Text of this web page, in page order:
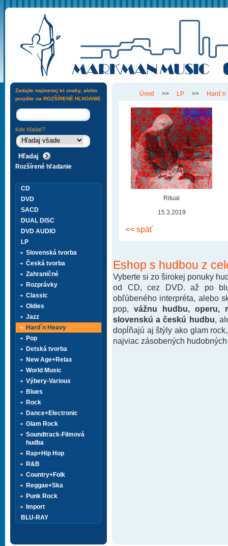
Úvod >> LP >>
Ritual
15.3.2019
<< späť
Eshop s hudbou z
Vyberte si zo širokej ponuky
od CD, cez DVD. až po
obľúbeného interpréta, alebo
pop, vážnu hudbu, operu,
slovenskú a českú hudbu ,
dopĺňajú aj štýly ako glam
najviac zásobených
Zadajte najmenej tri znaky, alebo
prejdite na ROZŠÍRENÉ HĽADANIE
Kde hľadať?
Rozšírené hľadanie
CD
DVD
SACD
DUAL DISC
DVD AUDIO
LP
Slovenská tvorba
Česká tvorba
Zahraničné
Rozprávky
Classic
Oldies
Jazz
Hard´n Heavy
Pop
Detská tvorba
New Age+Relax
World Music
Výbery-Various
Blues
Rock
Dance+Electronic
Glam Rock
Soundtrack-Filmová
hudba
Rap+Hip Hop
R&B
Country+Folk
Reggae+Ska
Punk Rock
Import
BLU-RAY